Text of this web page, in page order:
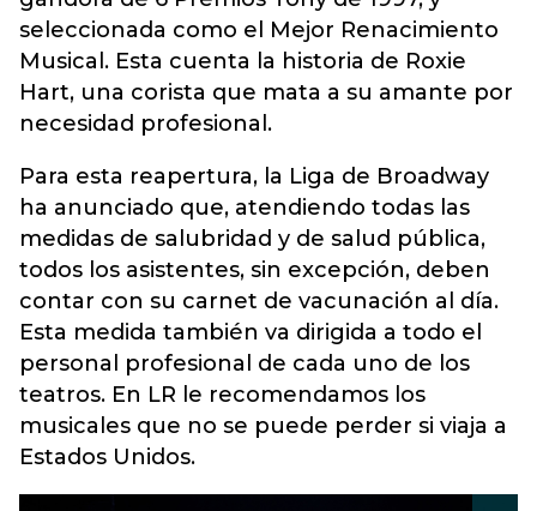
seleccionada como el Mejor Renacimiento
Musical. Esta cuenta la historia de Roxie
Hart, una corista que mata a su amante por
necesidad profesional.
Para esta reapertura, la Liga de Broadway
ha anunciado que, atendiendo todas las
medidas de salubridad y de salud pública,
todos los asistentes, sin excepción, deben
contar con su carnet de vacunación al día.
Esta medida también va dirigida a todo el
personal profesional de cada uno de los
teatros. En LR le recomendamos los
musicales que no se puede perder si viaja a
Estados Unidos.